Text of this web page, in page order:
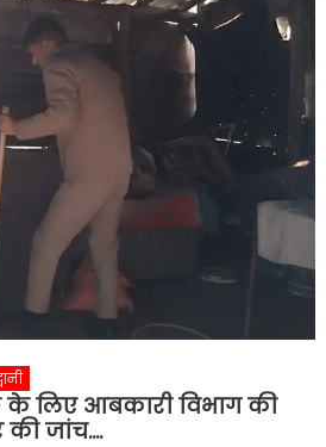
के लिए आबकारी विभाग की
जांच….